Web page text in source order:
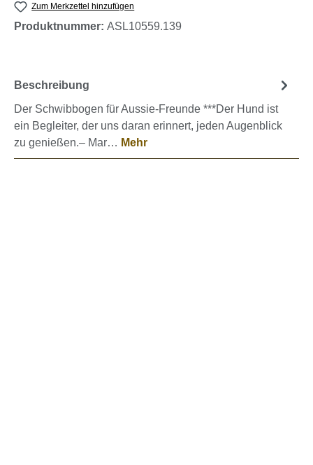
Zum Merkzettel hinzufügen
Produktnummer: ASL10559.139
Beschreibung
Der Schwibbogen für Aussie-Freunde ***Der Hund ist
ein Begleiter, der uns daran erinnert, jeden Augenblick
zu genießen.– Mar… Mehr